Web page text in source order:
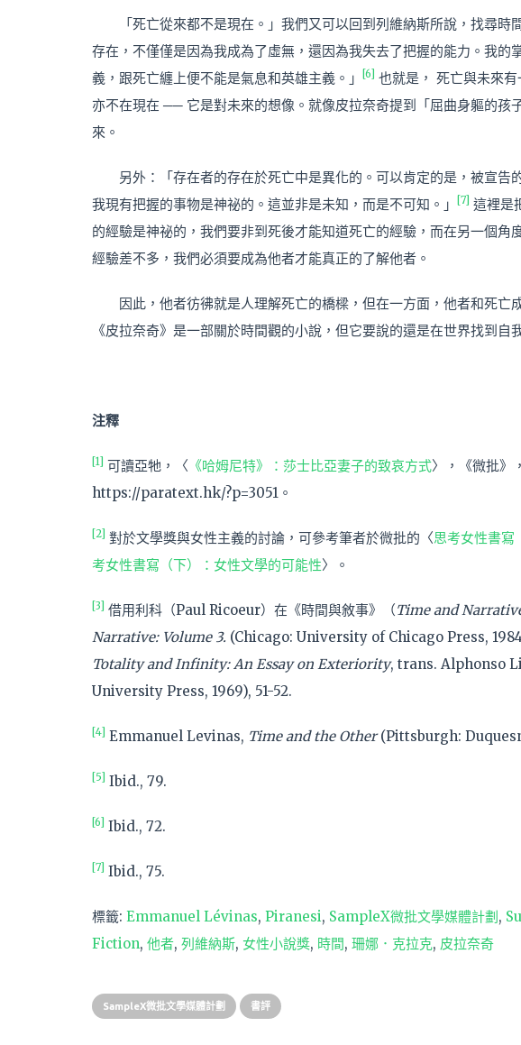
「死亡從來都不是現在。」我們又可以回到列維納斯所說，找尋
存在，不僅僅是因為我成為了虛無，還因為我失去了把握的能力。我的
義，跟死亡纏上便不能是氣息和英雄主義。」
[6]
也就是， 死亡與未來
亦不在現在 ── 它是對未來的想像。就像皮拉奈奇提到「屈曲身軀的孩
來。
另外：「存在者的存在於死亡中是異化的。可以肯定的是，被宣告
我現有把握的事物是神祕的。這並非是未知，而是不可知。」
[7] 這裡是
的經驗是神祕的，我們要非到死後才能知道死亡的經驗，而在另一個角
經驗差不多，我們必須要成為他者才能真正的了解他者。
因此，他者彷彿就是人理解死亡的橋樑，但在一方面，他者和死亡
《皮拉奈奇》是一部關於時間觀的小說，但它要說的還是在世界找到自
注釋
[1] 可讀亞牠， 〈 《哈姆尼特》：莎士比亞妻子的致哀方式〉，《微批》
https://paratext.hk/?p=3051。
[2] 對於文學獎與女性主義的討論，可參考筆者於微批的〈思考女性書寫
考女性書寫（下）：女性文學的可能性〉。
[3] 借用利科（Paul Ricoeur）在《時間與敘事》（Time and
Narrative: Volume 3. (Chicago: University of Chicago Press,
Totality and Infinity: An Essay on Exteriority, trans. Alphonso
University Press, 1969), 51-52.
[4] Emmanuel Levinas, Time and the Other(Pittsburgh:
[5] Ibid., 79.
[6] Ibid., 72.
[7] Ibid., 75.
標籤: Emmanuel Lévinas, Piranesi, SampleX微批文學媒體計劃,
Fiction, 他者, 列維納斯, 女性小說獎, 時間, 珊娜．克拉克, 皮拉奈奇
SampleX微批文學媒體計劃 書評